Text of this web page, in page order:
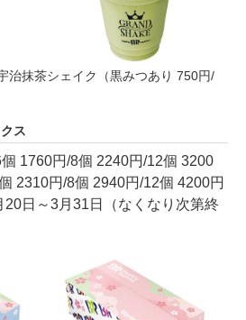
治抹茶シェイク（黒みつあり 750円/
ス
個 1760円/8個 2240円/12個 3200
2310円/8個 2940円/12個 4200円
20日～3月31日（なくなり次第終